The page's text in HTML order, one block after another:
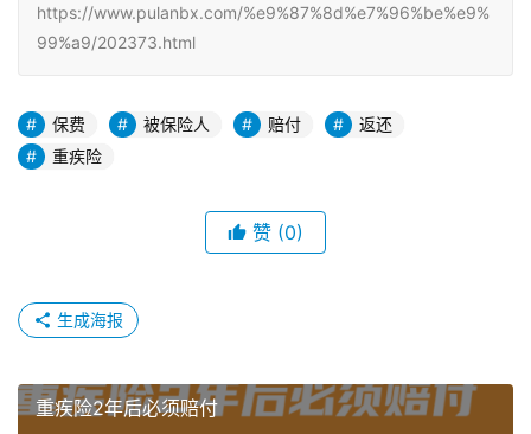
https://www.pulanbx.com/%e9%87%8d%e7%96%be%e9%
99%a9/202373.html
保费 被保险人 赔付
返还
重疾险
赞 (0)
生成海报
重疾险2年后必须赔付